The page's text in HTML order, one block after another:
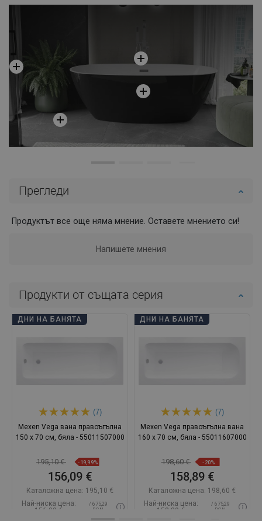
Прегледи
Продуктът все още няма мнение. Оставете мнението си!
Напишете мнения
Продукти от същата серия
ДНИ НА БАНЯТА
(7)
Mexen Vega вана правоъгълна
150 x 70 см, бяла - 55011507000
195,10 € -19,99%
156,09 €
Каталожна цена: 195,10 €
Най-ниска цена:
156,09 €
/ 675,29
BGN
ДНИ НА БАНЯТА
(7)
Mexen Vega правоъгълна вана
160 x 70 см, бяла - 55011607000
198,60 € -20%
158,89 €
Каталожна цена: 198,60 €
Най-ниска цена:
158,89 €
/ 675,29
BGN